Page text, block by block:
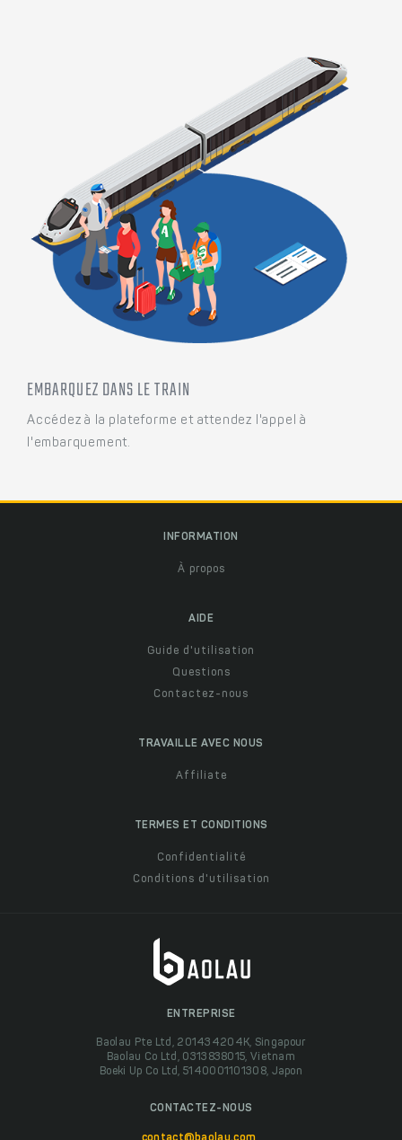
EMBARQUEZ DANS LE TRAIN
Accédez à la plateforme et attendez l'appel à
l'embarquement.
INFORMATION
À propos
AIDE
Guide d'utilisation
Questions
Contactez-nous
TRAVAILLE AVEC NOUS
Affiliate
TERMES ET CONDITIONS
Confidentialité
Conditions d'utilisation
ENTREPRISE
Baolau Pte Ltd, 201434204K, Singapour
Baolau Co Ltd, 0313838015, Vietnam
Boeki Up Co Ltd, 5140001101308, Japon
CONTACTEZ-NOUS